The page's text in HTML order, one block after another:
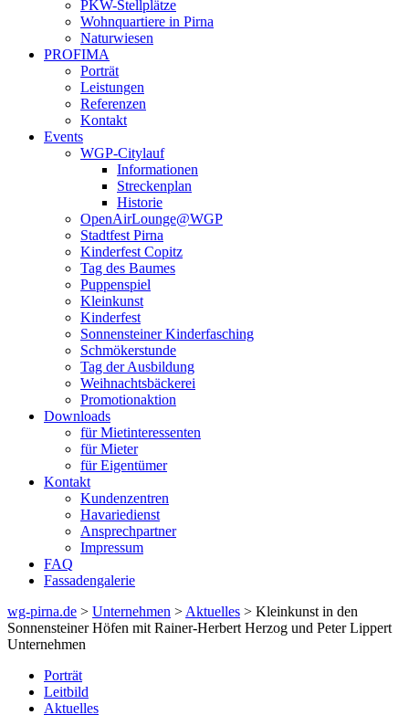
PKW-Stellplätze
Wohnquartiere in Pirna
Naturwiesen
PROFIMA
Porträt
Leistungen
Referenzen
Kontakt
Events
WGP-Citylauf
Informationen
Streckenplan
Historie
OpenAirLounge@WGP
Stadtfest Pirna
Kinderfest Copitz
Tag des Baumes
Puppenspiel
Kleinkunst
Kinderfest
Sonnensteiner Kinderfasching
Schmökerstunde
Tag der Ausbildung
Weihnachtsbäckerei
Promotionaktion
Downloads
für Mietinteressenten
für Mieter
für Eigentümer
Kontakt
Kundenzentren
Havariedienst
Ansprechpartner
Impressum
FAQ
Fassadengalerie
wg-pirna.de > Unternehmen > Aktuelles > Kleinkunst in den
Sonnensteiner Höfen mit Rainer-Herbert Herzog und Peter Lippert
Unternehmen
Porträt
Leitbild
Aktuelles